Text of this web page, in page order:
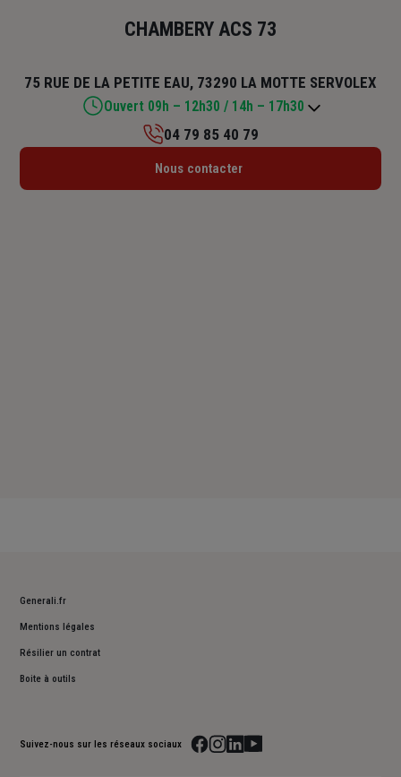
CHAMBERY ACS 73
75 RUE DE LA PETITE EAU, 73290 LA MOTTE SERVOLEX
Ouvert 09h – 12h30 / 14h – 17h30
Lundi : 09h – 12h30 / 14h – 17h30
04 79 85 40 79
Nous contacter
Generali.fr
Mentions légales
Résilier un contrat
Boite à outils
Suivez-nous sur les réseaux sociaux